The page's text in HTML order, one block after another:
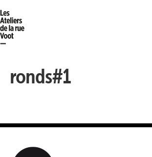
ronds#1